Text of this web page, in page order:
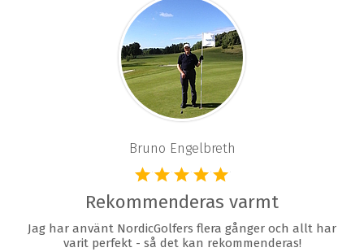
Bruno Engelbreth
Rekommenderas varmt
Jag har använt NordicGolfers flera gånger och allt har
varit perfekt - så det kan rekommenderas!